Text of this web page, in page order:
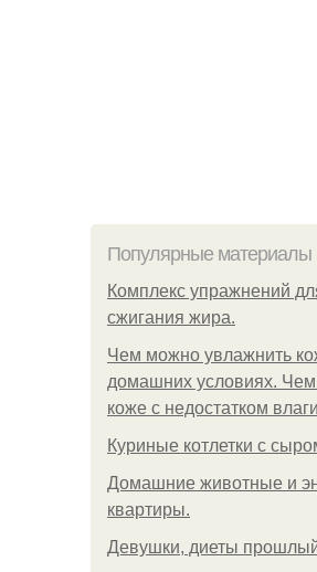
Популярные материалы
Комплекс упражнений
сжигания жира.
Чем можно увлажнить
домашних условиях.
коже с недостатком влаги
Куриные котлетки с
Домашние животные и
квартиры.
Девушки, диеты